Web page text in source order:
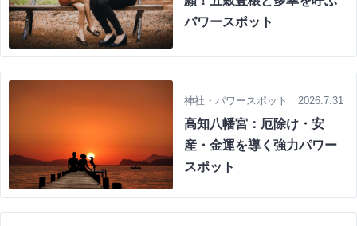
パワースポット
神社・パワースポット 2026.7.31
高知八幡宮：厄除け・安
産・金運を導く強力パワー
スポット